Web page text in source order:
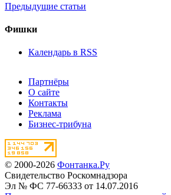
Предыдущие статьи
Фишки
Календарь в RSS
Партнёры
О сайте
Контакты
Реклама
Бизнес-трибуна
© 2000-2026 Фонтанка.Ру
Свидетельство Роскомнадзора
Эл № ФС 77-66333 от 14.07.2016